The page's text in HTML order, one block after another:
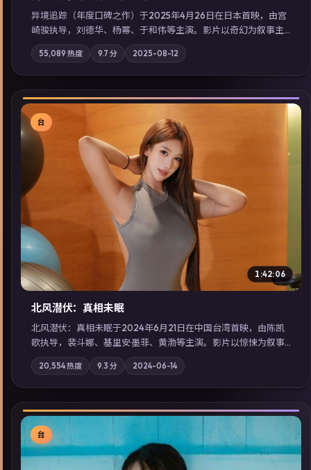
异境追踪（年度口碑之作）于2025年4月26日在日本首映，由宫
崎骏执导，刘德华、杨幂、于和伟等主演。影片以奇幻为叙事主
轴，旧案重提，真相与谎言在同一条时间线上交锋；摄影与配乐
强化地域气质；站内亦可通过「国产免费观看高清电视剧在线
看」延展检索同类型高分佳作，畅享高清在线追剧体验。
55,089 热度 9.7 分 2025-08-12
▶
台
1:42:06
北风潜伏：真相未眠
北风潜伏：真相未眠于2024年6月21日在中国台湾首映，由陈凯
歌执导，裴斗娜、基里安·墨菲、黄渤等主演。影片以惊悚为叙事
主轴，失踪人口档案牵出跨国灰色产业链；摄影与配乐强化地域
气质；站内亦可通过「国产免费观看高清电视剧在线看」延展检
索同类型高分佳作，畅享高清在线追剧体验。
20,554热度 9.3 分 2024-06-14
台